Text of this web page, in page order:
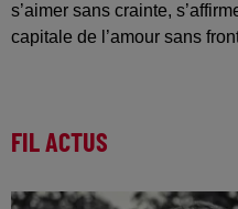
s’aimer sans crainte,
capitale de l’amour sans
FIL ACTUS